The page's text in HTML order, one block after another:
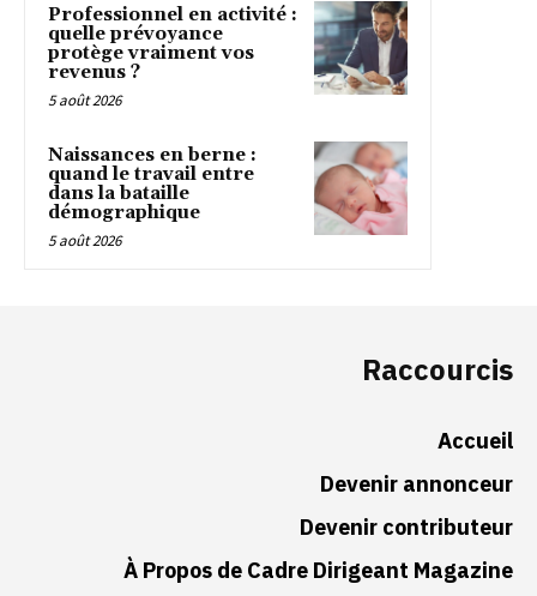
Professionnel en activité :
quelle prévoyance
protège vraiment vos
revenus ?
5 août 2026
Naissances en berne :
quand le travail entre
dans la bataille
démographique
5 août 2026
Raccourcis
Accueil
Devenir annonceur
Devenir contributeur
À Propos de Cadre Dirigeant Magazine